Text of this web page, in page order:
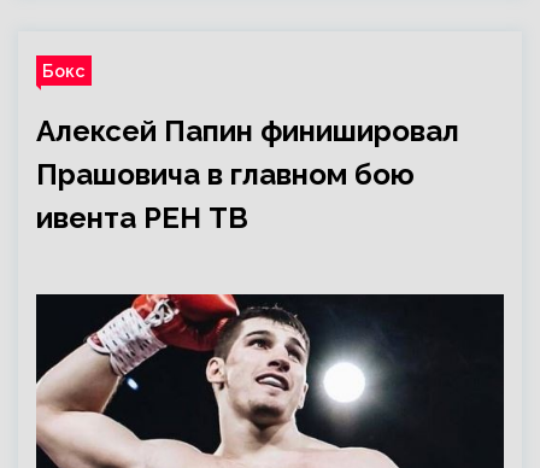
Бокс
Алексей Папин финишировал
Прашовича в главном бою
ивента РЕН ТВ